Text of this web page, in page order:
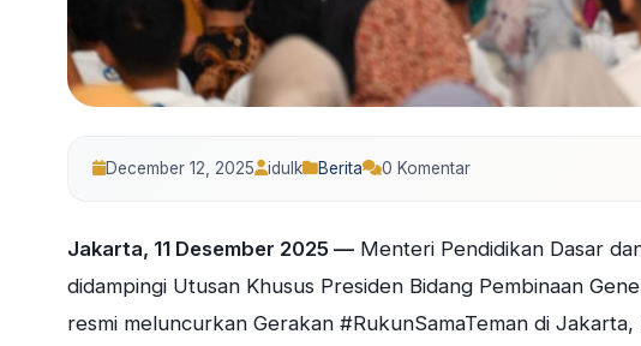
December 12, 2025 idulk Berita 0 Komentar
Jakarta, 11 Desember 2025 — Menteri Pendidikan Dasar
didampingi Utusan Khusus Presiden Bidang Pembinaan
resmi meluncurkan Gerakan #RukunSamaTeman di